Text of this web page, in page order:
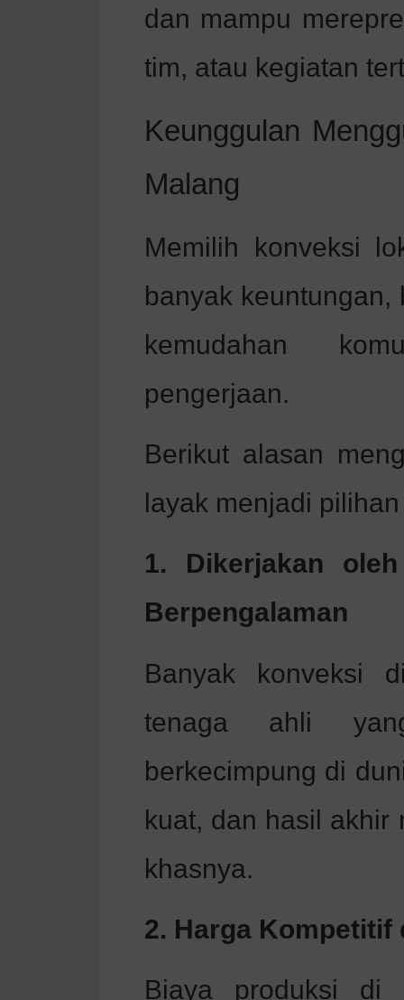
dan mampu
tim, atau kegiatan
Keunggulan
Malang
Memilih konveksi
banyak
kemudahan
pengerjaan.
Berikut alasan
layak menjadi
1. Dikerjakan
Berpengalaman
Banyak konveksi
tenaga ahli
berkecimpung di
kuat, dan hasil akhir
khasnya.
2. Harga Kompetitif
Biaya produksi di